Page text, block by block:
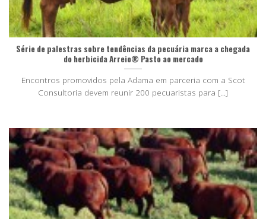
Série de palestras sobre tendências da pecuária marca a chegada
do herbicida Arreio® Pasto ao mercado
Encontros promovidos pela Adama em parceria com a Scot
Consultoria devem reunir 200 pecuaristas para [...]